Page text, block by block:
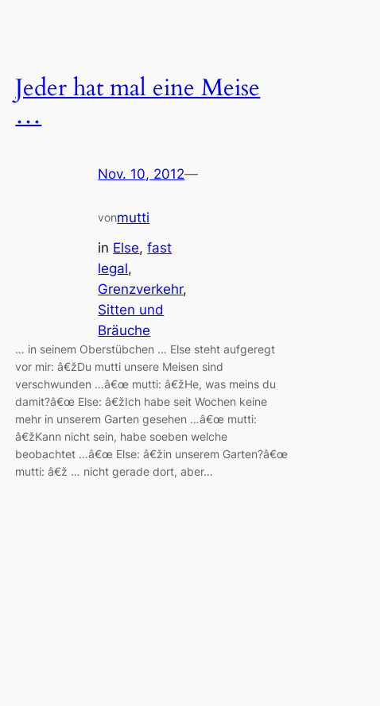
Jeder hat mal eine Meise
…
Nov. 10, 2012—
vonmutti
in Else, fast
legal
Grenzverkehr
Sitten und
Bräuche
… in seinem Oberstübchen … Else steht aufgeregt
vor mir: â€žDu mutti unsere Meisen sind
verschwunden …â€œ mutti: â€žHe, was meins du
damit?â€œ Else: â€žIch habe seit Wochen keine
mehr in unserem Garten gesehen …â€œ mutti:
â€žKann nicht sein, habe soeben welche
beobachtet …â€œ Else: â€žin unserem Garten?â€œ
mutti: â€ž … nicht gerade dort, aber…